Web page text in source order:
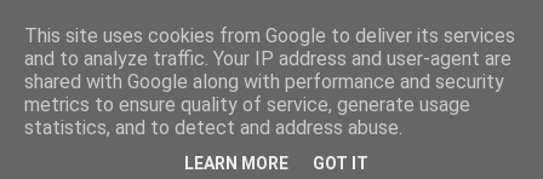
This site uses cookies from Google to deliver its services
and to analyze traffic. Your IP address and user-agent are
shared with Google along with performance and security
metrics to ensure quality of service, generate usage
statistics, and to detect and address abuse.
LEARN MORE GOT IT